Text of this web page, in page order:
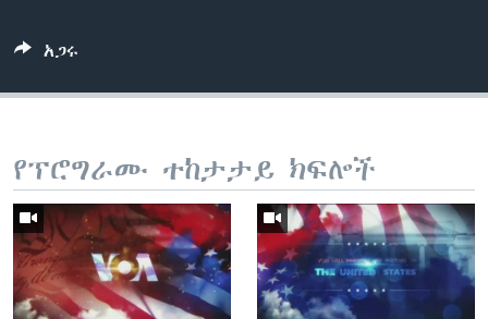
አጋሩ
የፕሮግራሙ ተከታታይ ክፍሎች